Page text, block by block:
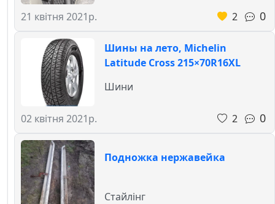
21 квітня 2021р. 2 0
Шины на лето, Michelin
Latitude Cross 215×70R16XL
02 квітня 2021р.
Шини
2 0
Подножка нержавейка
Стайлінг